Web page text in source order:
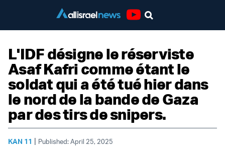
L'IDF désigne le réserviste
Asaf Kafri comme étant le
soldat qui a été tué hier dans
le nord de la bande de Gaza
par des tirs de snipers.
KAN 11 | Published: April 25, 2025